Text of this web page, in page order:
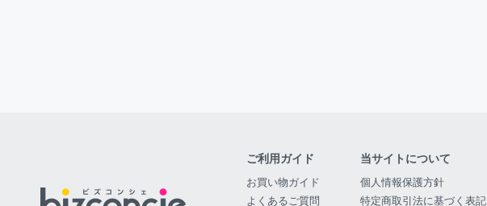
ご利用ガイド
お買い物ガイド
よくあるご質問
当サイトについて
個人情報保護方針
特定商取引法に基づく表記